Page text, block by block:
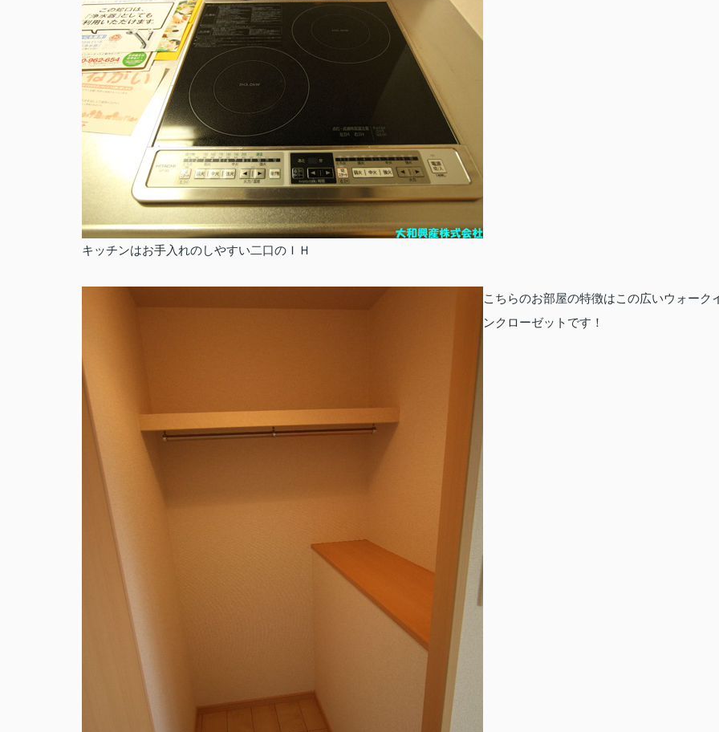
キッチンはお手入れのしやすい二口のＩＨ
こちらのお部屋の特徴はこの広いウォーク
ンクローゼットです！